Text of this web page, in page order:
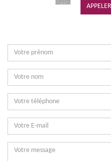
APPELER